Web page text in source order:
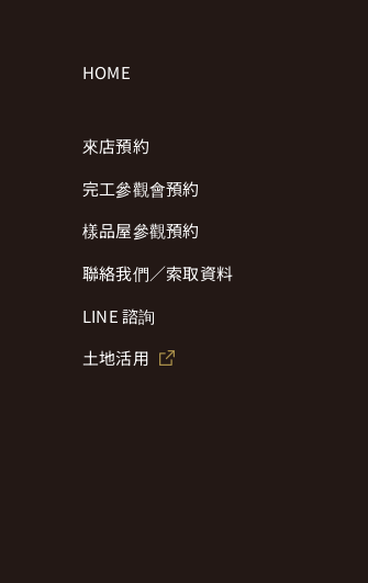
HOME
來店預約
完工參觀會預約
樣品屋參觀預約
聯絡我們／索取資料
LINE 諮詢
土地活用